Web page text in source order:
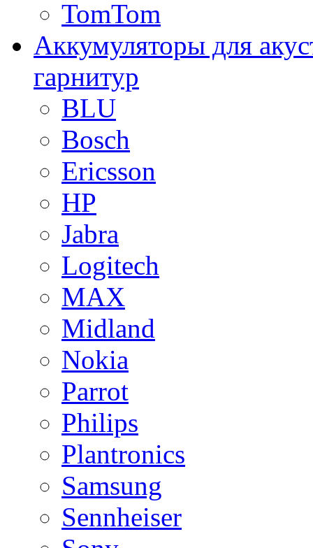
TomTom
Аккумуляторы для
гарнитур
BLU
Bosch
Ericsson
HP
Jabra
Logitech
MAX
Midland
Nokia
Parrot
Philips
Plantronics
Samsung
Sennheiser